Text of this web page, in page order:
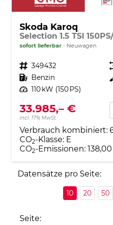
Skoda Karoq
sofort lieferbar Neuwagen
Fahrzeugnr. 349432
Kraftstoff Benzin
Leistung 110 kW (150 PS)
33.985,– €
incl. 17% MwSt.
Verbrauch kombiniert:
CO2-Klasse: E
CO2-Emissionen:
Datensätze pro Seite:
10 20 50
Seite: